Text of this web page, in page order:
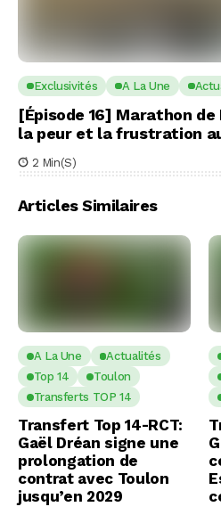
Exclusivités A La Une
[Épisode 16] Marathon
la peur et la frustration
2 Min(s)
Articles Similaires
A La Une
Actualités
Top 14
Toulon
Transferts TOP 14
Transfert Top 14-RCT:
Gaël Dréan signe une
prolongation de
contrat avec Toulon
jusqu’en 2029